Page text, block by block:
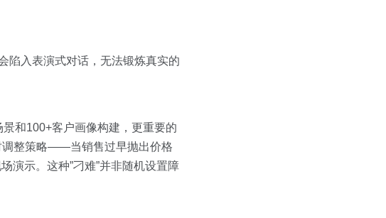
陷入表演式对话，无法锻炼真实的
和100+客户画像构建，更重要的
调整策略——当销售过早抛出价格
演示。这种”刁难”并非随机设置障